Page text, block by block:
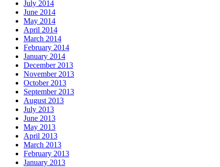
July 2014
June 2014
May 2014
April 2014
March 2014
February 2014
January 2014
December 2013
November 2013
October 2013
September 2013
August 2013
July 2013
June 2013
May 2013
April 2013
March 2013
February 2013
January 2013